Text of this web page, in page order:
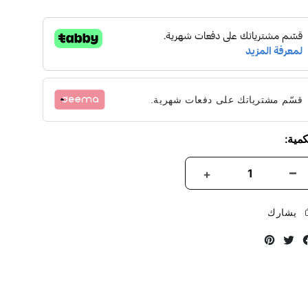
قسّم مشترياتك على دفعات شهرية.
يشارك
Facebook
Twitter
Instagram